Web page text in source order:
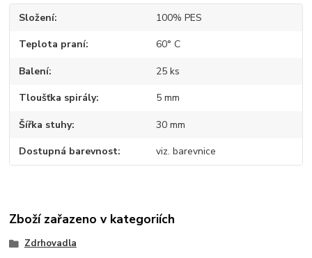
Složení 100% PES
Teplota praní 60° C
Balení 25 ks
Tloušťka spirály 5 mm
Šířka stuhy 30 mm
Dostupná barevnost viz. barevnice
Zboží zařazeno v kategoriích
Zdrhovadla